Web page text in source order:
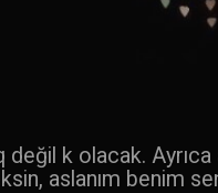
k olacak. Ayrıca
aslanım benim